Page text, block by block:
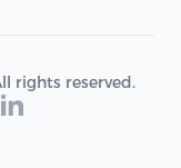
rights reserved.